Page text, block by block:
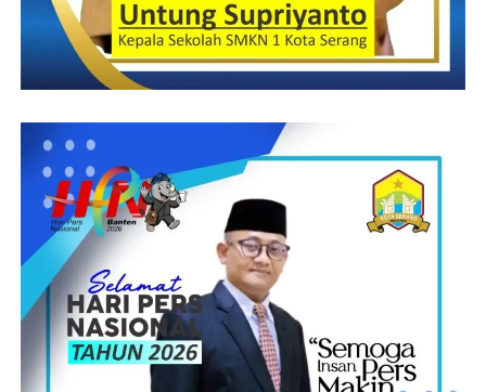
Syafei Bin Abdul Fajar dengan Hj. Samhah Binti Halisan,
pendidikan yang ditempuh SDN 1 Bojonegara dan MI Al-
Khaeriyah Beji dan SMP PGRI , SLTA di SPG Muhammadiyah
Serang, S1 STIA Maulana Yusuf Serang, S2 di UNIS Syekh
Yusuf Tangerang dan menempuh jenjang S3 di UNTIRTA
Program Doktor Konsentrasi Manajemen Pendidikan
Mengawali karirnya sebagai PNS menjadi guru Sekolah Dasar
di Pulo Ampel Bojonegara pada tahun 1984, Alih fungsi ke
Struktural di Dinas Pendidikan dan memulai perjalanan karirnya
sebagai Lurah Banjarsari Cipocok Jaya Serang tahun 2000,
pensiunan sebagai Kepala Dinas Lingkungan Hidup Kota
Serang, mencalonkan diri sebagai calon Wali Kota Serang dan
berhasil menjadi Wali Kota Serang Periode 2018 – 2023,
gagasan dan pemikirannya tentang kehidupan politik, birokrasi